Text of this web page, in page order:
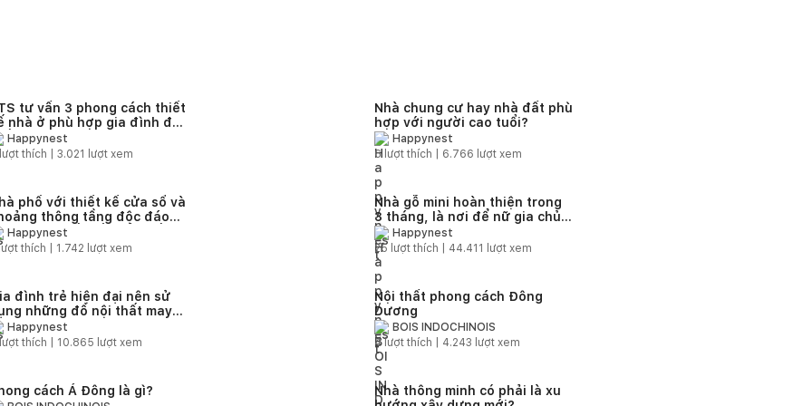
tư vấn 3 phong cách thiết
nhà ở phù hợp gia đình đa
hệ
Happynest
lượt thích | 3.021 lượt xem
Nhà chung cư hay nhà đất phù
hợp với người cao tuổi?
Happynest
6 lượt thích | 6.766 lượt xem
phố với thiết kế cửa sổ và
thông tầng độc đáo
giải quyết vấn đề thiếu
Happynest
thích | 1.742 lượt xem
Nhà gỗ mini hoàn thiện trong
3 tháng, là nơi để nữ gia chủ
tận hưởng thiên nhiên yên
bình, rời xa phố thị
Happynest
25 lượt thích | 44.411 lượt xem
đình trẻ hiện đại nên sử
những đồ nội thất may
dạng module nào?
Happynest
thích | 10.865 lượt xem
Nội thất phong cách Đông
Dương
BOIS INDOCHINOIS
4lượt thích | 4.243 lượt xem
cách Á Đông là gì?
Nhà thông minh có phải là xu